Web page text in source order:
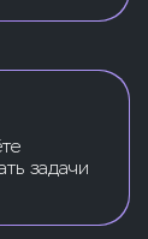
задачи